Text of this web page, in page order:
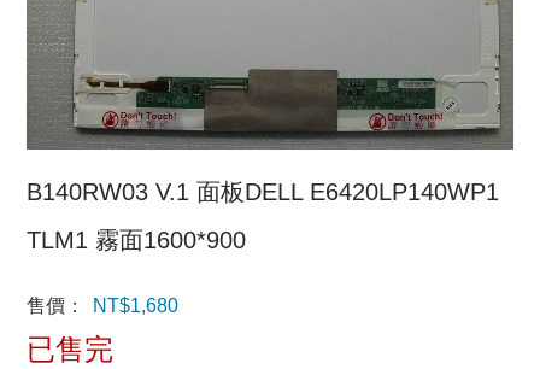
B140RW03 V.1 面板DELL E6420LP140WP1
TLM1 霧面1600*900
售價： NT$1,680
已售完